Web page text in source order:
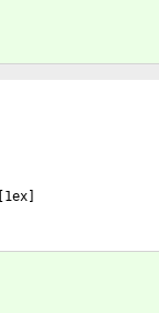
1ex